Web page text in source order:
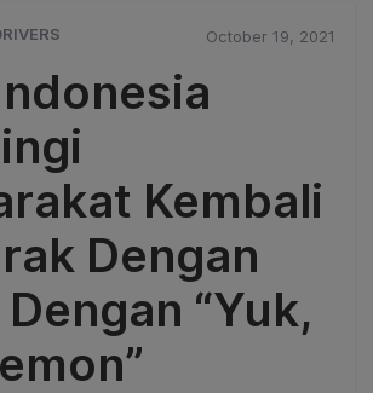
October 19, 2021
Kembali
Dengan
“Yuk,